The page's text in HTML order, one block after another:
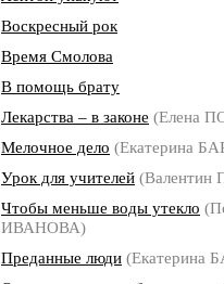
Воскресный рок
Время Смолова
В помощь брату
Лекарства – в законе (Елена
Мелочное дело (Екатерина
Урок для учителей (Валентин
Чтобы меньше воды утекло
ИВАНОВА)
Преданные люди (Екатерина